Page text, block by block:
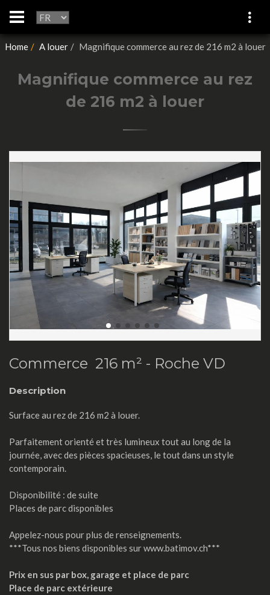
Home A louer Magnifique commerce au rez de 216 m2 à louer
Magnifique commerce au rez
de 216 m2 à louer
Commerce 216 m² - Roche VD
Description
Surface au rez de 216 m2 à louer.
Parfaitement orienté et très lumineux tout au long de la
journée, avec des pièces spacieuses, le tout dans un style
contemporain.
Disponibilité : de suite
Places de parc disponibles
Appelez-nous pour plus de renseignements.
***Tous nos biens disponibles sur www.batimov.ch***
Prix en sus par box, garage et place de parc
Place de parc extérieure